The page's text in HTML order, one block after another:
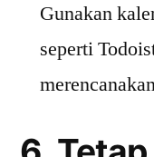
Gunakan
seperti